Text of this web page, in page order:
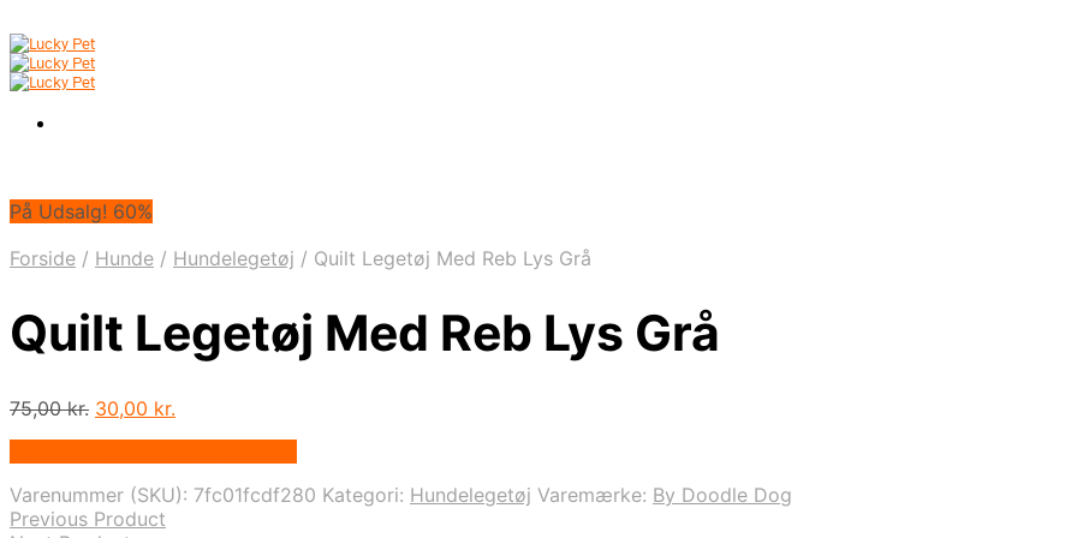
På Udsalg! 60%
Forside / Hunde / Hundelegetøj / Quilt Legetøj Med Reb Lys Grå
Quilt Legetøj Med Reb Lys Grå
75,00kr. Den
75,00 kr..
30,00 kr.
30,00 kr..
Varenummer (SKU): 7fc01fcdf280 Kategori: Hundelegetøj Varemærke: By Doodle Dog
Previous Product